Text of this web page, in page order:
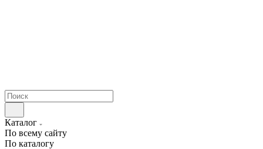
Каталог
По всему сайту
По каталогу